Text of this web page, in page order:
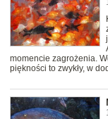
momencie zagrożenia.
piękności to zwykły, w